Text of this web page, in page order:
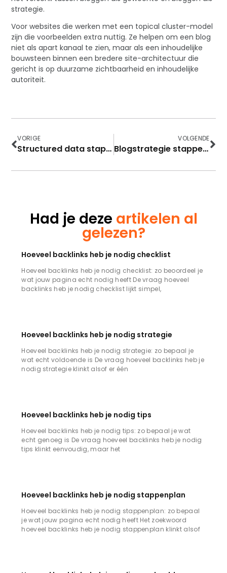
strategie.
Voor websites die werken met een topical cluster-model
zijn die voorbeelden extra nuttig. Ze helpen om een blog
niet als apart kanaal te zien, maar als een inhoudelijke
bouwsteen binnen een bredere site-architectuur die
gericht is op duurzame zichtbaarheid en inhoudelijke
autoriteit.
VORIGE
Structured data stappenplan
VOLGENDE
Blogstrategie stappenplan
Had je deze artikelen al
gelezen?
Hoeveel backlinks heb je nodig checklist
Hoeveel backlinks heb je nodig checklist: zo beoordeel je
wat jouw pagina echt nodig heeft De vraag hoeveel
backlinks heb je nodig checklist lijkt simpel,
Hoeveel backlinks heb je nodig strategie
Hoeveel backlinks heb je nodig strategie: zo bepaal je
wat echt voldoende is De vraag hoeveel backlinks heb je
nodig strategie klinkt alsof er één
Hoeveel backlinks heb je nodig tips
Hoeveel backlinks heb je nodig tips: zo bepaal je wat
echt genoeg is De vraag hoeveel backlinks heb je nodig
tips klinkt eenvoudig, maar het
Hoeveel backlinks heb je nodig stappenplan
Hoeveel backlinks heb je nodig stappenplan: zo bepaal
je wat jouw pagina echt nodig heeft Het zoekwoord
hoeveel backlinks heb je nodig stappenplan klinkt alsof